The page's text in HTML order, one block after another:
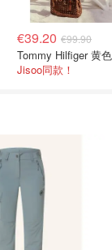
€39.20 €99.90
Jisoo同款！